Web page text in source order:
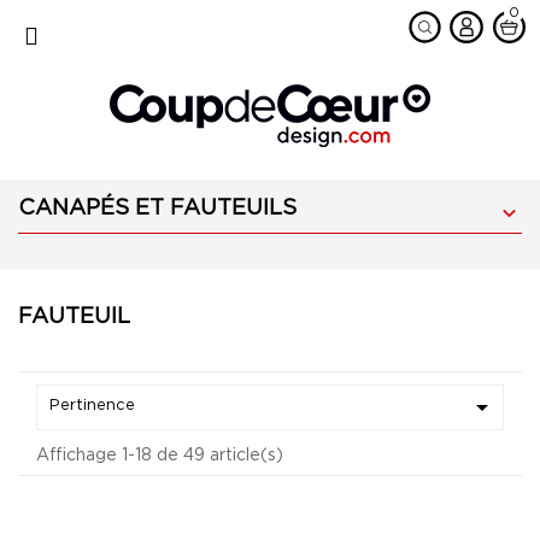
0
CANAPÉS ET FAUTEUILS 
FAUTEUIL
Pertinence 
Affichage 1-18 de 49 article(s)